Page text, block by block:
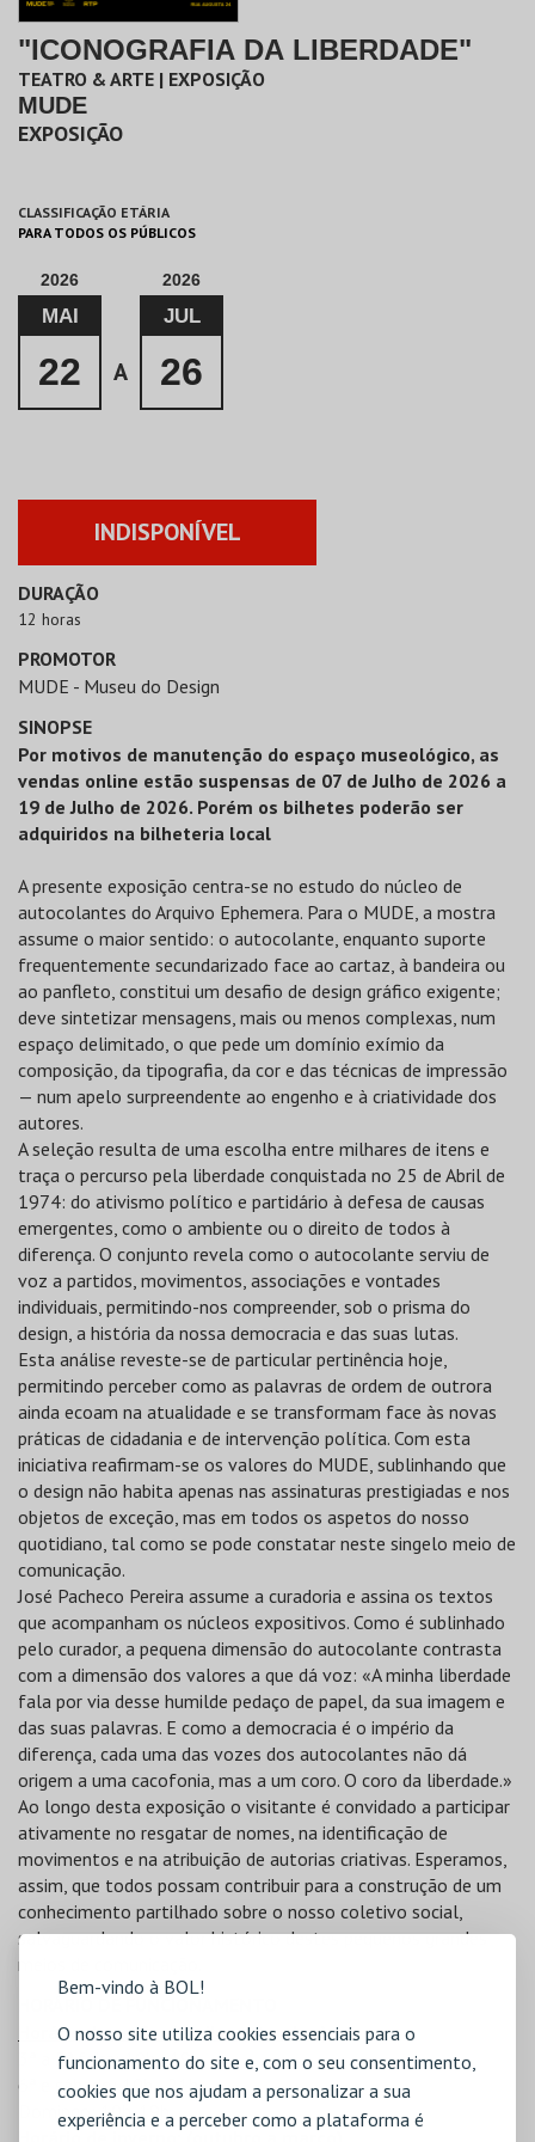
Bem-vindo à BOL!
O nosso site utiliza cookies essenciais para o
funcionamento do site e, com o seu consentimento,
cookies que nos ajudam a personalizar a sua
experiência e a perceber como a plataforma é
"ICONOGRAFIA DA LIBERDADE"
TEATRO & ARTE | EXPOSIÇÃO
MUDE
EXPOSIÇÃO
CLASSIFICAÇÃO ETÁRIA
PARA TODOS OS PÚBLICOS
2026
MAI
22 A
2026
JUL
26
INDISPONÍVEL
DURAÇÃO
12 horas
PROMOTOR
MUDE - Museu do Design
SINOPSE
Por motivos de manutenção do espaço museológico, as
vendas online estão suspensas de 07 de Julho de 2026 a
19 de Julho de 2026. Porém os bilhetes poderão ser
adquiridos na bilheteria local
A presente exposição centra-se no estudo do núcleo de
autocolantes do Arquivo Ephemera. Para o MUDE, a mostra
assume o maior sentido: o autocolante, enquanto suporte
frequentemente secundarizado face ao cartaz, à bandeira ou
ao panfleto, constitui um desafio de design gráfico exigente;
deve sintetizar mensagens, mais ou menos complexas, num
espaço delimitado, o que pede um domínio exímio da
composição, da tipografia, da cor e das técnicas de impressão
— num apelo surpreendente ao engenho e à criatividade dos
autores.
A seleção resulta de uma escolha entre milhares de itens e
traça o percurso pela liberdade conquistada no 25 de Abril de
1974: do ativismo político e partidário à defesa de causas
emergentes, como o ambiente ou o direito de todos à
diferença. O conjunto revela como o autocolante serviu de
voz a partidos, movimentos, associações e vontades
individuais, permitindo-nos compreender, sob o prisma do
design, a história da nossa democracia e das suas lutas.
Esta análise reveste-se de particular pertinência hoje,
permitindo perceber como as palavras de ordem de outrora
ainda ecoam na atualidade e se transformam face às novas
práticas de cidadania e de intervenção política. Com esta
iniciativa reafirmam-se os valores do MUDE, sublinhando que
o design não habita apenas nas assinaturas prestigiadas e nos
objetos de exceção, mas em todos os aspetos do nosso
quotidiano, tal como se pode constatar neste singelo meio de
comunicação.
José Pacheco Pereira assume a curadoria e assina os textos
que acompanham os núcleos expositivos. Como é sublinhado
pelo curador, a pequena dimensão do autocolante contrasta
com a dimensão dos valores a que dá voz: «A minha liberdade
fala por via desse humilde pedaço de papel, da sua imagem e
das suas palavras. E como a democracia é o império da
diferença, cada uma das vozes dos autocolantes não dá
origem a uma cacofonia, mas a um coro. O coro da liberdade.»
Ao longo desta exposição o visitante é convidado a participar
ativamente no resgatar de nomes, na identificação de
movimentos e na atribuição de autorias criativas. Esperamos,
assim, que todos possam contribuir para a construção de um
conhecimento partilhado sobre o nosso coletivo social,
salvaguardando o valor histórico destes pequenos grandes
meios de comunicação.
Horário de verão: (abril a setembro)
3ª a 5ª feira: 10h - 19h
6ª e sábado: 10h - 21h
Domingo: 10h-19h
Horário de inverno: (outubro a março)